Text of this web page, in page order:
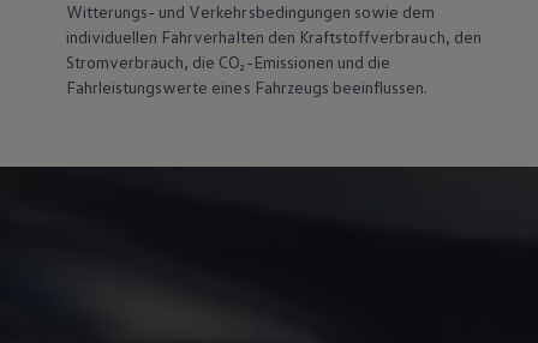
Witterungs- und Verkehrsbedingungen sowie dem
individuellen Fahrverhalten den Kraftstoffverbrauch, den
Stromverbrauch, die CO₂-Emissionen und die
Fahrleistungswerte eines Fahrzeugs beeinflussen.